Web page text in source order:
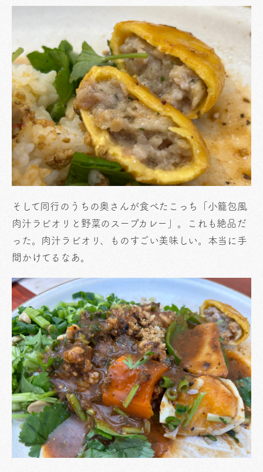
そして同行のうちの奥さんが食べたこっち「小籠包風
肉汁ラビオリと野菜のスープカレー」。これも絶品だ
った。肉汁ラビオリ、ものすごい美味しい。本当に手
間かけてるなあ。